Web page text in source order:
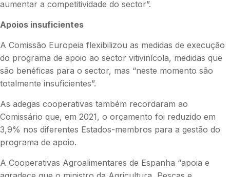
aumentar a competitividade do sector”.
Apoios insuficientes
A Comissão Europeia flexibilizou as medidas de execução
do programa de apoio ao sector vitivinícola, medidas que
são benéficas para o sector, mas “neste momento são
totalmente insuficientes”.
As adegas cooperativas também recordaram ao
Comissário que, em 2021, o orçamento foi reduzido em
3,9% nos diferentes Estados-membros para a gestão do
programa de apoio.
A Cooperativas Agroalimentares de Espanha “apoia e